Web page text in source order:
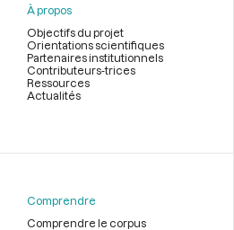
page
À propos
Objectifs du projet
Orientations scientifiques
Partenaires institutionnels
Contributeurs-trices
Ressources
Actualités
Comprendre
Comprendre le corpus